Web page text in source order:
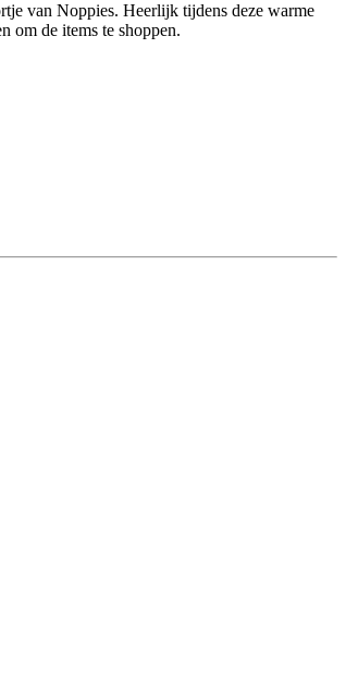
van Noppies. Heerlijk tijdens deze warme
om de items te shoppen.